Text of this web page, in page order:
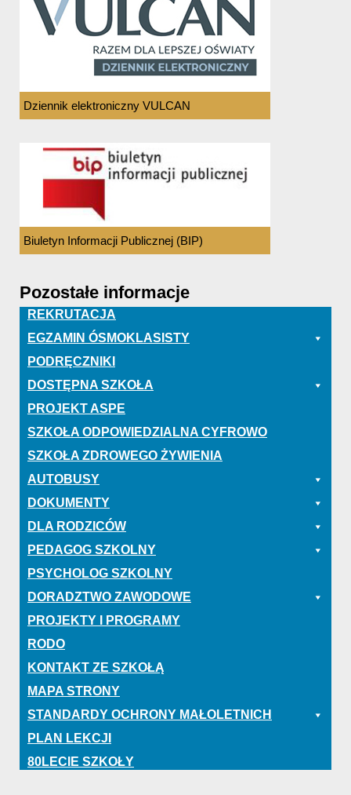
Dziennik elektroniczny VULCAN
Biuletyn Informacji Publicznej (BIP)
Pozostałe informacje
REKRUTACJA
EGZAMIN ÓSMOKLASISTY
PODRĘCZNIKI
DOSTĘPNA SZKOŁA
PROJEKT ASPE
SZKOŁA ODPOWIEDZIALNA CYFROWO
SZKOŁA ZDROWEGO ŻYWIENIA
AUTOBUSY
DOKUMENTY
DLA RODZICÓW
PEDAGOG SZKOLNY
PSYCHOLOG SZKOLNY
DORADZTWO ZAWODOWE
PROJEKTY I PROGRAMY
RODO
KONTAKT ZE SZKOŁĄ
MAPA STRONY
STANDARDY OCHRONY MAŁOLETNICH
PLAN LEKCJI
80LECIE SZKOŁY